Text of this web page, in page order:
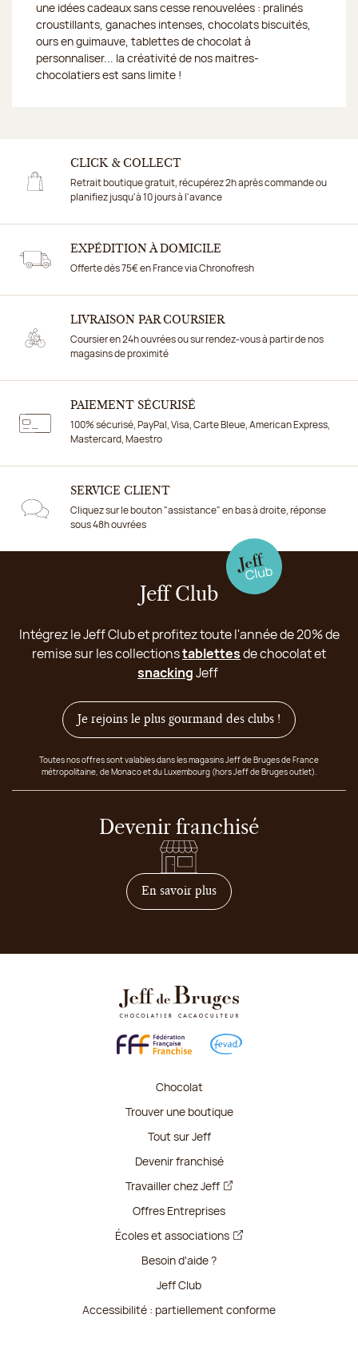
une idées cadeaux sans cesse renouvelées : pralinés
croustillants, ganaches intenses, chocolats biscuités,
ours en guimauve, tablettes de chocolat à
personnaliser... la créativité de nos maitres-
chocolatiers est sans limite !
CLICK & COLLECT
Retrait boutique gratuit, récupérez 2h après commande ou
planifiez jusqu'à 10 jours à l'avance
EXPÉDITION À DOMICILE
Offerte dès 75€ en France via Chronofresh
LIVRAISON PAR COURSIER
Coursier en 24h ouvrées ou sur rendez-vous à partir de nos
magasins de proximité
PAIEMENT SÉCURISÉ
100% sécurisé, PayPal, Visa, Carte Bleue, American Express,
Mastercard, Maestro
SERVICE CLIENT
Cliquez sur le bouton "assistance" en bas à droite, réponse
sous 48h ouvrées
Jeff Club
Intégrez le Jeff Club et profitez toute l'année de 20% de
remise sur les collectionstablettesde chocolat et
snackingJeff
Je rejoins le plus gourmand des clubs !
Toutes nos offres sont valables dans les magasins Jeff de Bruges de France
métropolitaine, de Monaco et du Luxembourg (hors Jeff de Bruges outlet).
Devenir franchisé
En savoir plussur comment devenir
Chocolat
Trouver une boutique
Tout sur Jeff
Devenir franchisé
Travailler chez Jeff
Offres Entreprises
Écoles et associations
Besoin d'aide ?
Jeff Club
Accessibilité : partiellement conforme